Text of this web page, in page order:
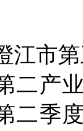
江市
二产
二季